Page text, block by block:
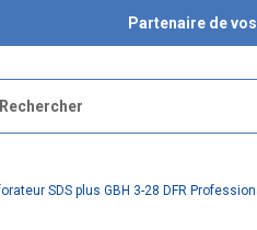
Partenaire de
SDS plus GBH 3-28 DFR